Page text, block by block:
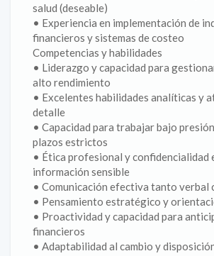
salud (deseable)
• Experiencia en implementación de
financieros y sistemas de costeo
Competencias y habilidades
• Liderazgo y capacidad para
alto rendimiento
• Excelentes habilidades analíticas y
detalle
• Capacidad para trabajar bajo
plazos estrictos
• Ética profesional y confidencialidad
información sensible
• Comunicación efectiva tanto verbal
• Pensamiento estratégico y
• Proactividad y capacidad para
financieros
• Adaptabilidad al cambio y